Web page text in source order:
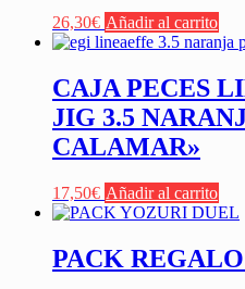
26,30€ Añadir al carrito
CAJA PECES
JIG 3.5
CALAMAR»
17,50€ Añadir al carrito
PACK